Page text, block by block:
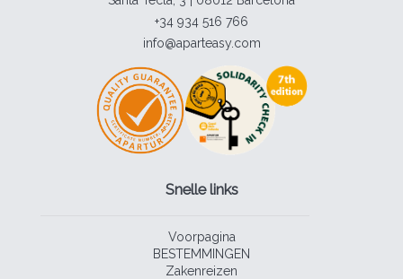
+34 934 516 766
info@aparteasy.com
Snelle links
Voorpagina
BESTEMMINGEN
Zakenreizen